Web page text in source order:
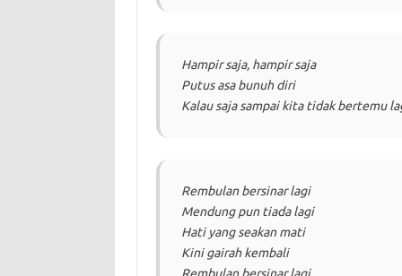
Hampir saja, hampir saja
Putus asa bunuh diri
Kalau saja sampai kita tidak bertemu
Rembulan bersinar lagi
Mendung pun tiada lagi
Hati yang seakan mati
Kini gairah kembali